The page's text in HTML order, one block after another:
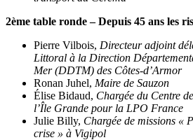
2ème table ronde – Depuis 45 ans les
Pierre Vilbois, Directeur adjoint
Littoral à la Direction
Mer (DDTM) des Côtes-d’Armor
Ronan Juhel, Maire de Sauzon
Élise Bidaud, Chargée du Centre
l’Île Grande pour la LPO France
Julie Billy, Chargée de missions «
crise » à Vigipol